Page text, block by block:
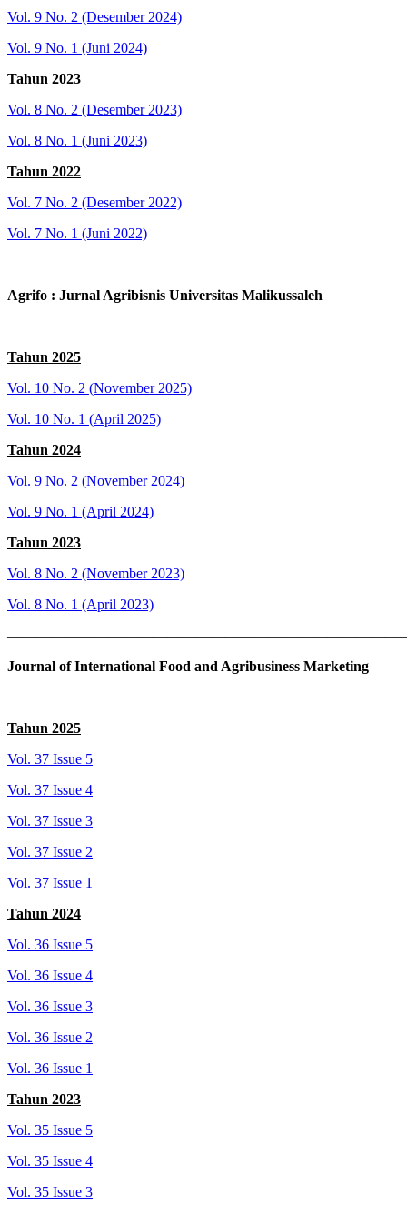
Vol. 9 No. 2 (Desember 2024)
Vol. 9 No. 1 (Juni 2024)
Tahun 2023
Vol. 8 No. 2 (Desember 2023)
Vol. 8 No. 1 (Juni 2023)
Tahun 2022
Vol. 7 No. 2 (Desember 2022)
Vol. 7 No. 1 (Juni 2022)
Agrifo : Jurnal Agribisnis Universitas Malikussaleh
Tahun 2025
Vol. 10 No. 2 (November 2025)
Vol. 10 No. 1 (April 2025)
Tahun 2024
Vol. 9 No. 2 (November 2024)
Vol. 9 No. 1 (April 2024)
Tahun 2023
Vol. 8 No. 2 (November 2023)
Vol. 8 No. 1 (April 2023)
Journal of International Food and Agribusiness Marketing
Tahun 2025
Vol. 37 Issue 5
Vol. 37 Issue 4
Vol. 37 Issue 3
Vol. 37 Issue 2
Vol. 37 Issue 1
Tahun 2024
Vol. 36 Issue 5
Vol. 36 Issue 4
Vol. 36 Issue 3
Vol. 36 Issue 2
Vol. 36 Issue 1
Tahun 2023
Vol. 35 Issue 5
Vol. 35 Issue 4
Vol. 35 Issue 3